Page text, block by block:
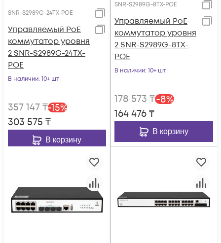
SNR-S2989G-24TX-POE
Управляемый PoE
коммутатор уровня
2 SNR-S2989G-24TX-
POE
В наличии: 10+ шт
357 147₸-15%
303 575 ₸
В корзину
SNR-S2989G-8TX-POE
Управляемый PoE
коммутатор уровня
2 SNR-S2989G-8TX-
POE
В наличии: 10+ шт
178 573 ₸-8%
164 476₸
В корзину